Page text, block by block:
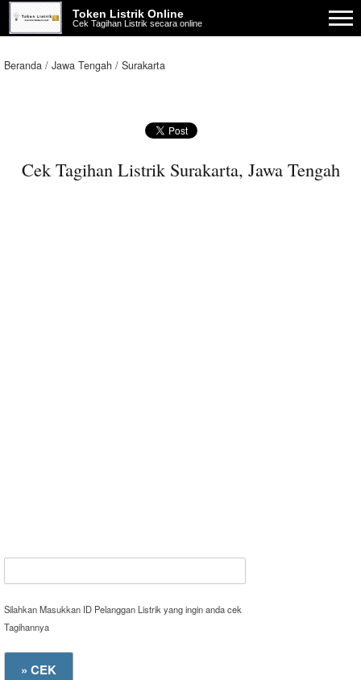
Token Listrik Online
Cek Tagihan Listrik secara online
Beranda Jawa Tengah Surakarta
Cek Tagihan Listrik Surakarta, Jawa Tengah
Silahkan Masukkan ID Pelanggan Listrik yang ingin anda cek
Tagihannya